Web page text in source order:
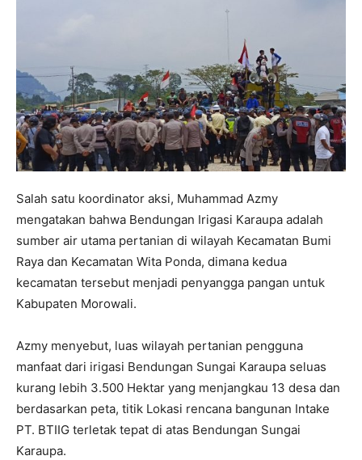
Salah satu koordinator aksi, Muhammad Azmy
mengatakan bahwa Bendungan Irigasi Karaupa adalah
sumber air utama pertanian di wilayah Kecamatan Bumi
Raya dan Kecamatan Wita Ponda, dimana kedua
kecamatan tersebut menjadi penyangga pangan untuk
Kabupaten Morowali.
Azmy menyebut, luas wilayah pertanian pengguna
manfaat dari irigasi Bendungan Sungai Karaupa seluas
kurang lebih 3.500 Hektar yang menjangkau 13 desa dan
berdasarkan peta, titik Lokasi rencana bangunan Intake
PT. BTIIG terletak tepat di atas Bendungan Sungai
Karaupa.